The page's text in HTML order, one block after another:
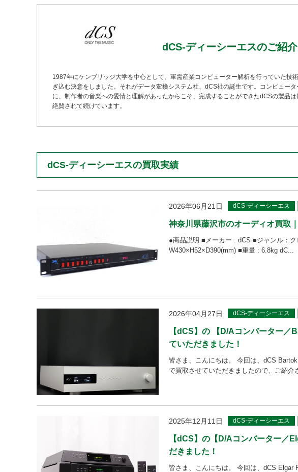
dCS-ディーシーエスのご紹介
1987年にケンブリッジ大学を中心として、軍需産業コンピューター解析を行っていた技
ぎ込む決意をしました。それがデータ変換システム社、dCS社の誕生です。コンピュー
に、制作者の音楽への愛情と理解があったからこそ、完成することができたdCSの製品
絶賛されて続けています。
dCS-ディーシーエスの買取実績
2026年06月21日 dCS-ディーシーエス
神奈川県藤沢市のオーディオ買取
●商品説明 ■メーカー : dCS ■ジャンル：
W430×H52×D390(mm) ■重量 : 6.8kg dC...
2026年04月27日 dCS-ディーシーエス
【dCS】の 【D/Aコンバーター
ていただきました！
皆さま、こんにちは。 今回は、dCS
で買取させていただきましたので、ご紹
2025年12月11日 dCS-ディーシーエス
【dCS】の【D/Aコンバーター／
だきました！
皆さま、こんにちは。 今回は、dCS